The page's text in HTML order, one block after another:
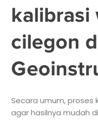
kalibrasi
cilegon
Secara umum, proses
agar hasilnya mudah